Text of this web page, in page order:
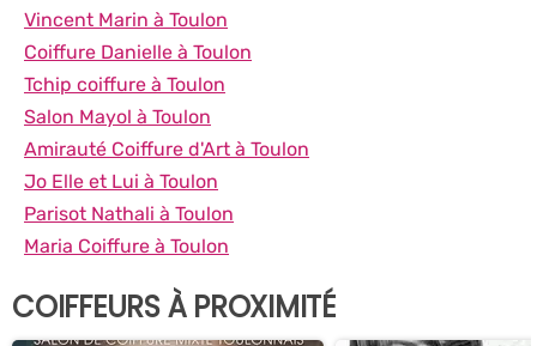
Vincent Marin à Toulon
Coiffure Danielle à Toulon
Tchip coiffure à Toulon
Salon Mayol à Toulon
Amirauté Coiffure d'Art à Toulon
Jo Elle et Lui à Toulon
Parisot Nathali à Toulon
Maria Coiffure à Toulon
COIFFEURS À PROXIMITÉ